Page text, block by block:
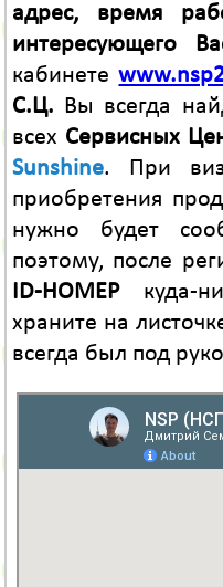
адрес, время
интересующего
кабинете
С.Ц. Вы всегда
всех Сервисных
Sunshine. При
приобретения
нужно будет
поэтому, после
ID-НОМЕРкуда-
храните на
всегда был под